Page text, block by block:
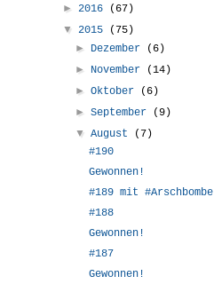
► 2016
(67)
▼ 2015
(75)
► Dezember
(6)
► November
(14)
►Oktober
(6)
►September
(9)
▼August
(7)
#190
Gewonnen!
#189 mit #Arschbombe
#188
Gewonnen!
#187
Gewonnen!